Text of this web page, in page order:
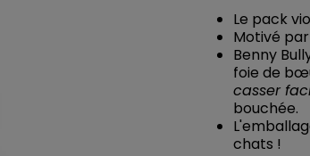
Le pack
Motivé
Benny
foie de
casser
bouchée.
chats !